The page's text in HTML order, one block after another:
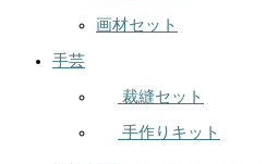
画材セット
手芸
裁縫セット
手作りキット